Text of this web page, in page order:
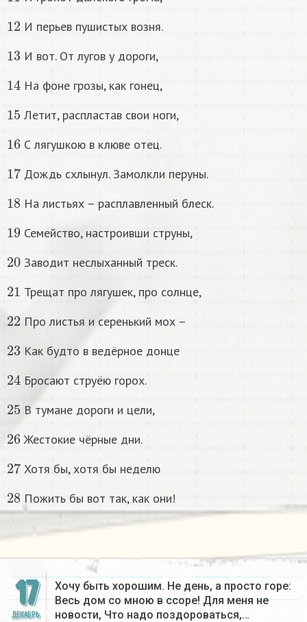
12
И перьев пушистых возня.
13
И вот. От лугов у дороги,
14
На фоне грозы, как гонец,
15
Летит, распластав свои ноги,
16
С лягушкою в клюве отец.
17
Дождь схлынул. Замолкли перуны.
18
На листьях – расплавленный блеск.
19
Семейство, настроивши струны,
20
Заводит неслыханный треск.
21
Трещат про лягушек, про солнце,
22
Про листья и серенький мох –
23
Как будто в ведёрное донце
24
Бросают струёю горох.
25
В тумане дороги и цели,
26
Жестокие чёрные дни.
27
Хотя бы, хотя бы неделю
28
Пожить бы вот так, как они!
17
ДЕКАБРЬ
Хочу быть хорошим. Не день, а просто горе:
Весь дом со мною в ссоре! Для меня не
новости, Что надо поздороваться,…